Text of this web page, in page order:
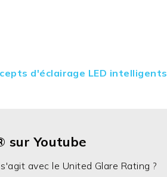
d'éclairage LED intelligents
sur Youtube
avec le United Glare Rating ?